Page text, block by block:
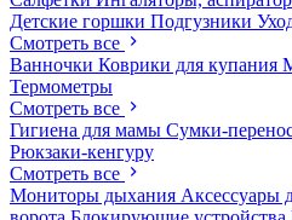
Детские горшки Подгузники
Смотреть все
Ванночки Коврики для купания
Термометры
Смотреть все
Гигиена для мамы Сумки-
Рюкзаки-кенгуру
Смотреть все
Мониторы дыхания Аксессуары